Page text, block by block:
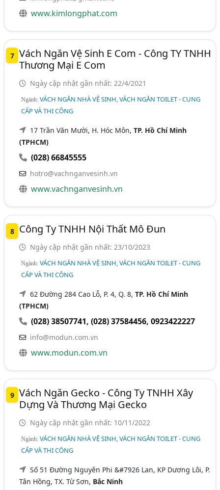
www.kimlongphat.com
7 Vách Ngăn Vệ Sinh E Com - Công TY TNHH
Thương Mại E Com
Ngày cập nhật gần nhất: 22/4/2021
Ngành:VÁCH NGĂN NHÀ VỆ SINH, VÁCH NGĂN TOILET - CUNG
CẤP VÀ THI CÔNG
17 Trần Văn Mười, H. Hóc Môn,TP. Hồ Chí Minh
(TPHCM)
(028) 66845555
hotro@vachnganvesinh.vn
www.vachnganvesinh.vn
8 Công Ty TNHH Nội Thất Mô Đun
Ngày cập nhật gần nhất: 23/10/2023
Ngành:VÁCH NGĂN NHÀ VỆ SINH, VÁCH NGĂN TOILET - CUNG
CẤP VÀ THI CÔNG
62 Đường 284 Cao Lỗ, P. 4, Q. 8,TP. Hồ Chí Minh
(TPHCM)
(028) 38507741,(028) 37584456,0923422227
info@modun.com.vn
www.modun.com.vn
9 Vách Ngăn Gecko - Công Ty TNHH Xây
Dựng Và Thương Mại Gecko
Ngày cập nhật gần nhất: 10/11/2022
Ngành:VÁCH NGĂN NHÀ VỆ SINH, VÁCH NGĂN TOILET - CUNG
CẤP VÀ THI CÔNG
Số 51 Đường Nguyên Phi &#7926 Lan, KP Dương Lôi, P.
Tân Hồng, TX. Từ Sơn, Bắc Ninh